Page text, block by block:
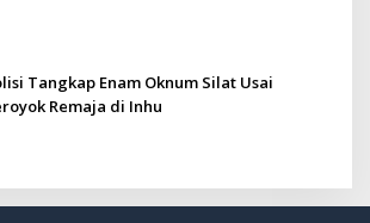
Tangkap Enam Oknum Silat Usai
Remaja di Inhu